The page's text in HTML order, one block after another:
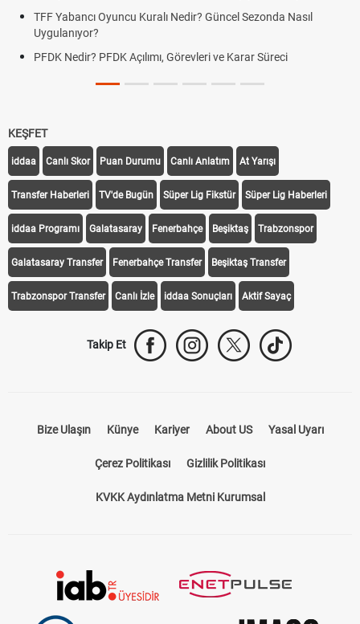
TFF Yabancı Oyuncu Kuralı Nedir? Güncel Sezonda Nasıl
Uygulanıyor?
PFDK Nedir? PFDK Açılımı, Görevleri ve Karar Süreci
KEŞFET
iddaa Canlı Skor Puan Durumu Canlı Anlatım At Yarışı
Transfer Haberleri TV'de Bugün Süper Lig Fikstür Süper Lig Haberleri
iddaa Programı Galatasaray Fenerbahçe Beşiktaş Trabzonspor
Galatasaray Transfer Fenerbahçe Transfer Beşiktaş Transfer
Trabzonspor Transfer Canlı İzle iddaa Sonuçları Aktif Sayaç
Takip Et
Bize Ulaşın Künye Kariyer About US Yasal Uyarı
Çerez Politikası Gizlilik Politikası
KVKK Aydınlatma Metni Kurumsal